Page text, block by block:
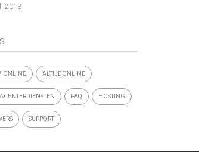
2013
ONLINE ALTIJDONLINE
FAQ HOSTING
SUPPORT